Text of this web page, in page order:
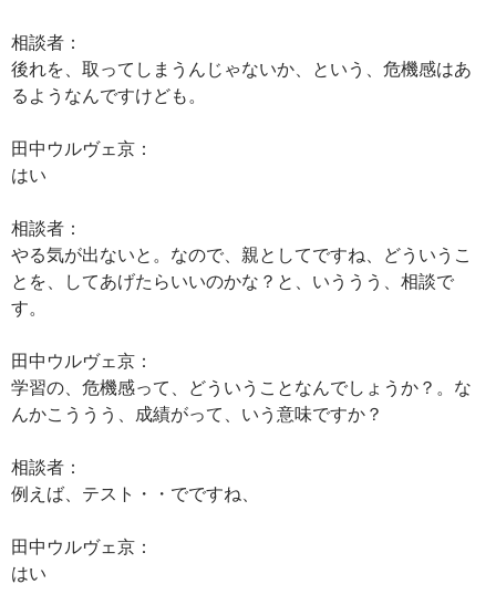
相談者：
後れを、取ってしまうんじゃないか、という、危機感はあ
るようなんですけども。
田中ウルヴェ京：
はい
相談者：
やる気が出ないと。なので、親としてですね、どういうこ
とを、してあげたらいいのかな？と、いううう、相談で
す。
田中ウルヴェ京：
学習の、危機感って、どういうことなんでしょうか？。な
んかこううう、成績がって、いう意味ですか？
相談者：
例えば、テスト・・でですね、
田中ウルヴェ京：
はい